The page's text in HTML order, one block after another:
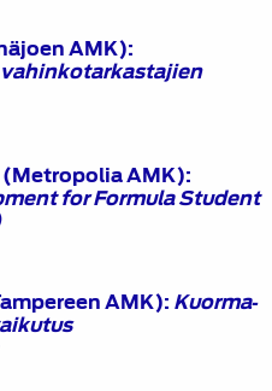
AMK):
(Metropolia AMK):
for Formula Student
AMK): Kuorma‐